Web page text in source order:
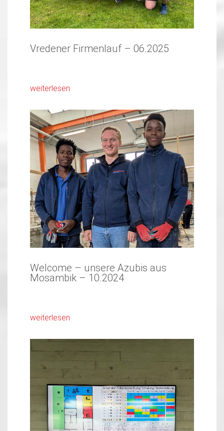
Vredener Firmenlauf – 06.2025
weiterlesen
Welcome – unsere Azubis aus
Mosambik – 10.2024
weiterlesen